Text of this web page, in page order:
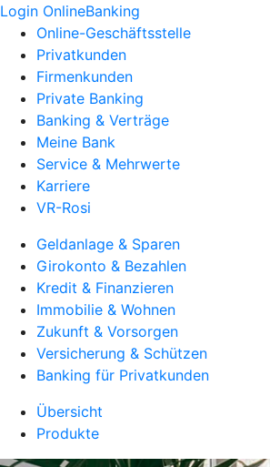
Login OnlineBanking
Online-Geschäftsstelle
Privatkunden
Firmenkunden
Private Banking
Banking & Verträge
Meine Bank
Service & Mehrwerte
Karriere
VR-Rosi
Geldanlage & Sparen
Girokonto & Bezahlen
Kredit & Finanzieren
Immobilie & Wohnen
Zukunft & Vorsorgen
Versicherung & Schützen
Banking für Privatkunden
Übersicht
Produkte